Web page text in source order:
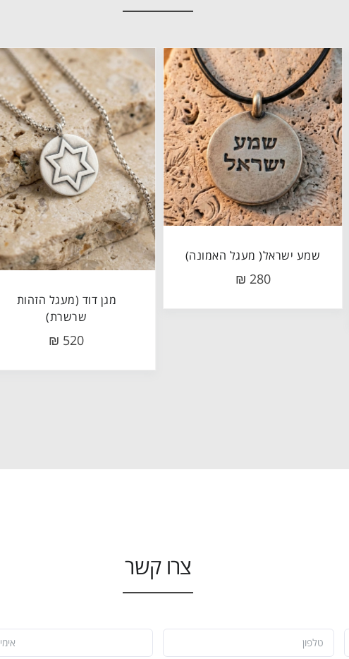
שמע ישראל( מעגל האמונה)
280 ₪
מגן דוד (מעגל הזהות
שרשרת)
520 ₪
צרו קשר